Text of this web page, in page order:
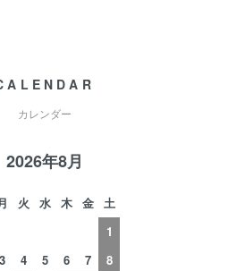
カレンダー
2026年8月
火 水 木 金
土
1
3 4 5 6 7
8